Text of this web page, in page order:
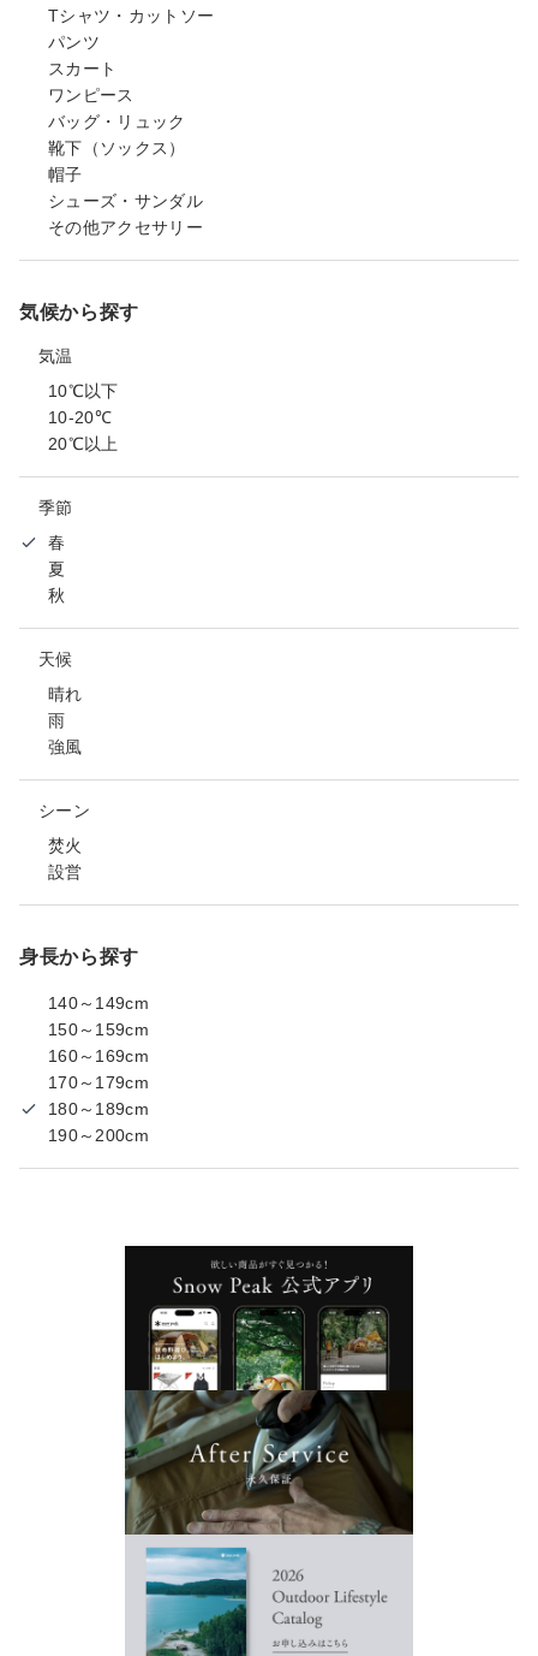
Tシャツ・カットソー
パンツ
スカート
ワンピース
バッグ・リュック
靴下（ソックス）
帽子
シューズ・サンダル
その他アクセサリー
気候から探す
気温
10℃以下
10-20℃
20℃以上
季節
春
夏
秋
天候
晴れ
雨
強風
シーン
焚火
設営
身長から探す
140～149cm
150～159cm
160～169cm
170～179cm
180～189cm
190～200cm